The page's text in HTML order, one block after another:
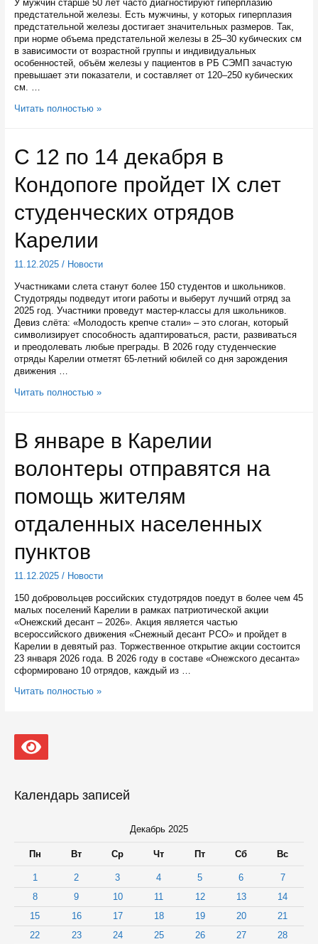
У мужчин старше 50 лет часто диагностируют гиперплазию
предстательной железы. Есть мужчины, у которых гиперплазия
предстательной железы достигает значительных размеров. Так,
при норме объема предстательной железы в 25–30 кубических см
в зависимости от возрастной группы и индивидуальных
особенностей, объём железы у пациентов в РБ СЭМП зачастую
превышает эти показатели, и составляет от 120–250 кубических
см. …
В
помощи
операции
на
железе
выполняют
новым
методом
Читать полностью »
С 12 по 14 декабря в
Кондопоге пройдет IX слет
студенческих отрядов
Карелии
11.12.2025/ Новости
Участниками слета станут более 150 студентов и школьников.
Студотряды подведут итоги работы и выберут лучший отряд за
2025 год. Участники проведут мастер-классы для школьников.
Девиз слёта: «Молодость крепче стали» – это слоган, который
символизирует способность адаптироваться, расти, развиваться
и преодолевать любые преграды. В 2026 году студенческие
отряды Карелии отметят 65-летний юбилей со дня зарождения
движения …
С
декабря
в
Кондопоге
пройдет
слет
отрядов
Карелии
Читать полностью »
В январе в Карелии
волонтеры отправятся на
помощь жителям
отдаленных населенных
пунктов
11.12.2025/ Новости
150 добровольцев российских студотрядов поедут в более чем 45
малых поселений Карелии в рамках патриотической акции
«Онежский десант – 2026». Акция является частью
всероссийского движения «Снежный десант РСО» и пройдет в
Карелии в девятый раз. Торжественное открытие акции состоится
23 января 2026 года. В 2026 году в составе «Онежского десанта»
сформировано 10 отрядов, каждый из …
В
волонтеры
отправятся
на
отдаленных
Читать полностью »
Календарь записей
Декабрь 2025
Пн Вт Ср Чт Пт Сб Вс
1 2 3 4 5 6
7
8
9 10 11 12 13
14
15
16 17 18 19 20
21
22
23 24 25 26 27
28